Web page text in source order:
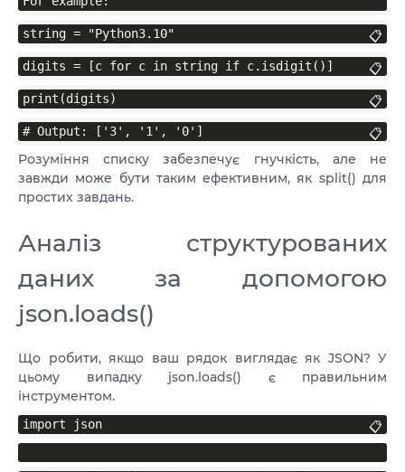
string = "Python3.10" 📋
digits = [c for c in string if c.isdigit()] 📋
print(digits) 📋
# Output: ['3', '1', '0'] 📋
Розуміння списку забезпечує гнучкість, але не
завжди може бути таким ефективним, як split() для
простих завдань.
Аналіз структурованих
даних за допомогою
json.loads()
Що робити, якщо ваш рядок виглядає як JSON? У
цьому випадку json.loads() є правильним
інструментом.
import json 📋